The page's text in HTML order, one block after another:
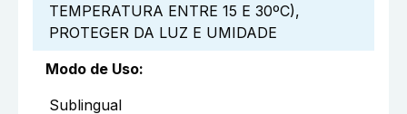
TEMPERATURA ENTRE 15 E 30ºC),
PROTEGER DA LUZ E UMIDADE
Modo de Uso:
Sublingual